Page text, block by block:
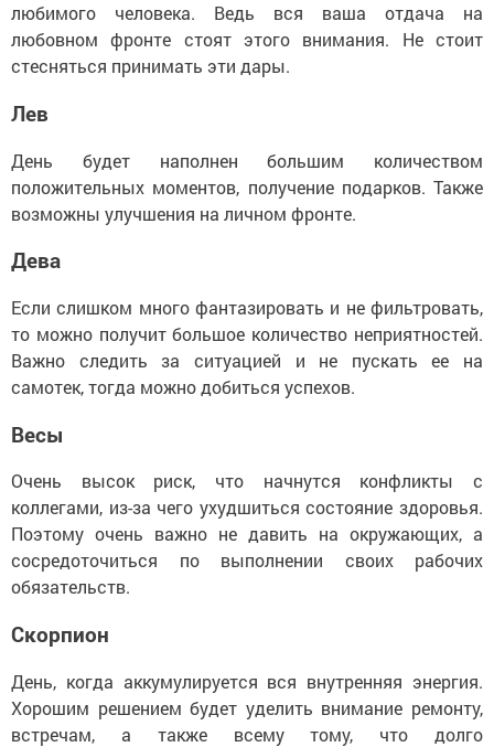
любимого человека. Ведь вся ваша отдача на
любовном фронте стоят этого внимания. Не стоит
стесняться принимать эти дары.
Лев
День будет наполнен большим количеством
положительных моментов, получение подарков. Также
возможны улучшения на личном фронте.
Дева
Если слишком много фантазировать и не фильтровать,
то можно получит большое количество неприятностей.
Важно следить за ситуацией и не пускать ее на
самотек, тогда можно добиться успехов.
Весы
Очень высок риск, что начнутся конфликты с
коллегами, из-за чего ухудшиться состояние здоровья.
Поэтому очень важно не давить на окружающих, а
сосредоточиться по выполнении своих рабочих
обязательств.
Скорпион
День, когда аккумулируется вся внутренняя энергия.
Хорошим решением будет уделить внимание ремонту,
встречам, а также всему тому, что долго